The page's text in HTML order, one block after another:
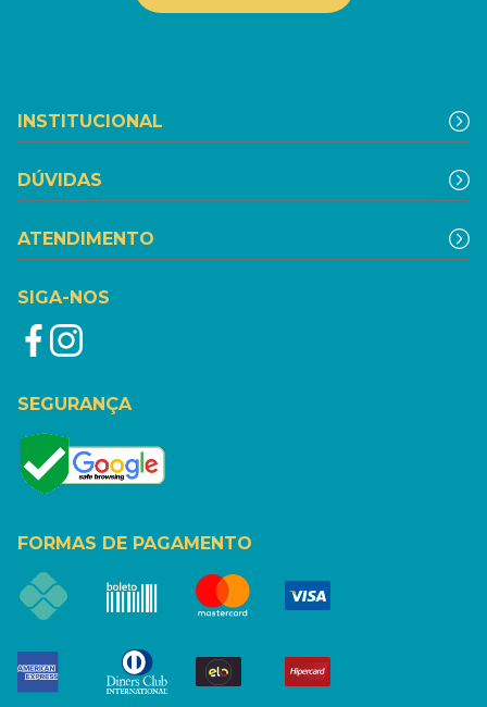
INSTITUCIONAL
DÚVIDAS
ATENDIMENTO
SIGA-NOS
SEGURANÇA
FORMAS DE PAGAMENTO